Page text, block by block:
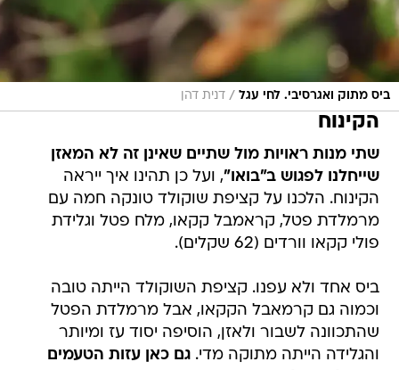
ביס מתוק ואגרסיבי. לחי עגל / דנית דהן
הקינוח
שתי מנות ראויות מול שתיים שאינן זה לא המאזן
שייחלנו לפגוש ב"בואו", ועל כן תהינו איך ייראה
הקינוח. הלכנו על קציפת שוקולד טונקה חמה עם
מרמלדת פטל, קראמבל קקאו, מלח פטל וגלידת
פולי קקאו וורדים (62 שקלים).
ביס אחד ולא עפנו. קציפת השוקולד הייתה טובה
וכמוה גם קרמאבל הקקאו, אבל מרמלדת הפטל
שהתכוונה לשבור ולאזן, הוסיפה יסוד עז ומיותר
והגלידה הייתה מתוקה מדי.גם כאן עזות הטעמים